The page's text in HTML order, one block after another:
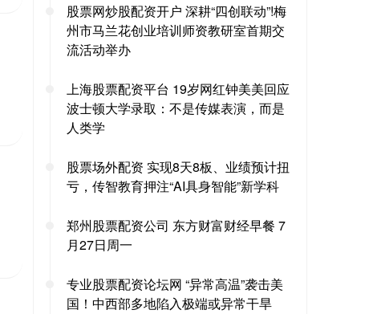
股票网炒股配资开户 深耕“四创联动”!梅
州市马兰花创业培训师资教研室首期交
流活动举办
上海股票配资平台 19岁网红钟美美回应
波士顿大学录取：不是传媒表演，而是
人类学
股票场外配资 实现8天8板、业绩预计扭
亏，传智教育押注“AI具身智能”新学科
郑州股票配资公司 东方财富财经早餐 7
月27日周一
专业股票配资论坛网 “异常高温”袭击美
国！中西部多地陷入极端或异常干旱